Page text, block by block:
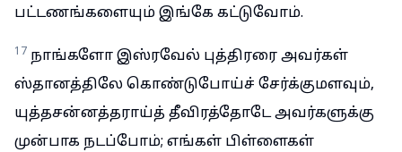
பட்டணங்களையும் இங்கே கட்டுவோம்.
17 நாங்களோ இஸ்ரவேல் புத்திரரை அவர்கள்
ஸ்தானத்திலே கொண்டுபோய்ச் சேர்க்குமளவும்,
யுத்தசன்னத்தராய்த் தீவிரத்தோடே அவர்களுக்கு
முன்பாக நடப்போம்; எங்கள் பிள்ளைகள்